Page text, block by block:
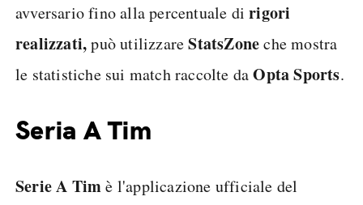
avversario fino alla percentuale dirigori
realizzati,può utilizzareStatsZoneche mostra
le statistiche sui match raccolte daOpta Sports.
Seria A Tim
Serie A Timè l'applicazione ufficiale del